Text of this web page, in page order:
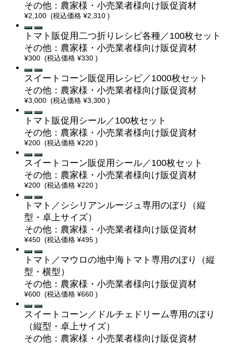
その他：農家様・小売業者様向け販促資材
¥2,100 (税込価格 ¥2,310 )
トマト販促用二つ折りレシピ各種／100枚セット
その他：農家様・小売業者様向け販促資材
¥300 (税込価格 ¥330 )
スイートコーン販促用レシピ／1000枚セット
その他：農家様・小売業者様向け販促資材
¥3,000 (税込価格 ¥3,300 )
トマト販促用シール／100枚セット
その他：農家様・小売業者様向け販促資材
¥200 (税込価格 ¥220 )
スイートコーン販促用シール／100枚セット
その他：農家様・小売業者様向け販促資材
¥200 (税込価格 ¥220 )
トマト／シシリアンルージュ専用のぼり（縦
型・卓上サイズ）
その他：農家様・小売業者様向け販促資材
¥450 (税込価格 ¥495 )
トマト／マウロの地中海トマト専用のぼり（縦
型・横型）
その他：農家様・小売業者様向け販促資材
¥600 (税込価格 ¥660 )
スイートコーン／ドルチェドリーム専用のぼり
（縦型・卓上サイズ）
その他：農家様・小売業者様向け販促資材